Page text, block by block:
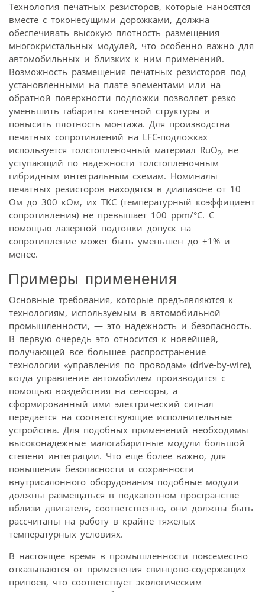
Технология печатных резисторов, которые наносятся
вместе с токонесущими дорожками, должна
обеспечивать высокую плотность размещения
многокристальных модулей, что особенно важно для
автомобильных и близких к ним применений.
Возможность размещения печатных резисторов под
установленными на плате элементами или на
обратной поверхности подложки позволяет резко
уменьшить габариты конечной структуры и
повысить плотность монтажа. Для производства
печатных сопротивлений на LFC-подложках
используется толстопленочный материал RuO2, не
уступающий по надежности толстопленочным
гибридным интегральным схемам. Номиналы
печатных резисторов находятся в диапазоне от 10
Ом до 300 кОм, их ТКС (температурный коэффициент
сопротивления) не превышает 100 ppm/°C. С
помощью лазерной подгонки допуск на
сопротивление может быть уменьшен до ±1% и
менее.
Примеры применения
Основные требования, которые предъявляются к
технологиям, используемым в автомобильной
промышленности, — это надежность и безопасность.
В первую очередь это относится к новейшей,
получающей все большее распространение
технологии «управления по проводам» (drive-by-wire),
когда управление автомобилем производится с
помощью воздействия на сенсоры, а
сформированный ими электрический сигнал
передается на соответствующие исполнительные
устройства. Для подобных применений необходимы
высоконадежные малогабаритные модули большой
степени интеграции. Что еще более важно, для
повышения безопасности и сохранности
внутрисалонного оборудования подобные модули
должны размещаться в подкапотном пространстве
вблизи двигателя, соответственно, они должны быть
рассчитаны на работу в крайне тяжелых
температурных условиях.
В настоящее время в промышленности повсеместно
отказываются от применения свинцово-содержащих
припоев, что соответствует экологическим